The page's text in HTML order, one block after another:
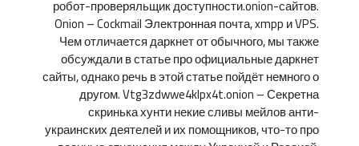
робот-проверяльщик доступности.onion-сайтов.
Onion – Cockmail Электронная почта, xmpp и VPS.
Чем отличается даркнет от обычного, мы также
обсуждали в статье про официальные даркнет
сайты, однако речь в этой статье пойдёт немного о
другом. Vtg3zdwwe4klpx4t.onion – Секретна
скринька хунти некие сливы мейлов анти-
украинских деятелей и их помощников, что-то про